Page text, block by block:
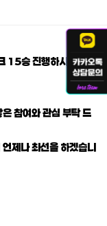
15승 진행하시면 1승
참여와 관심 부탁 드
제나 최선을 하겠습니